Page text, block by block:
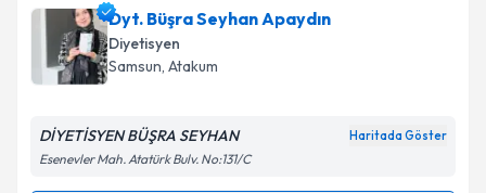
Dyt. Aslıhan Ağyariçin randevu takvimi talebi
oluşturun. Size bu uzmandan randevu almanız için bir
takvim hazırlandığında e-posta ile bilgilendireceğiz.
Dyt. Büşra Seyhan Apaydın
Diyetisyen
Samsun, Atakum
DİYETİSYEN BÜŞRA SEYHAN Haritada Göster
Esenevler Mah. Atatürk Bulv. No:131/C